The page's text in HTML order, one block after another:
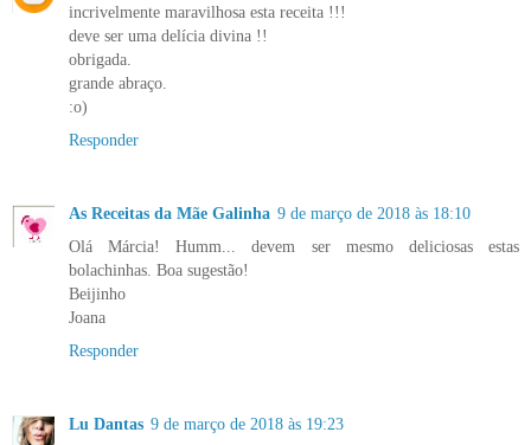
incrivelmente maravilhosa esta receita !!!
deve ser uma delícia divina !!
obrigada.
grande abraço.
:o)
Responder
As Receitas da Mãe Galinha 9 de março de 2018 às 18:10
Olá Márcia! Humm... devem ser mesmo deliciosas estas
bolachinhas. Boa sugestão!
Beijinho
Joana
Responder
Lu Dantas 9 de março de 2018 às 19:23